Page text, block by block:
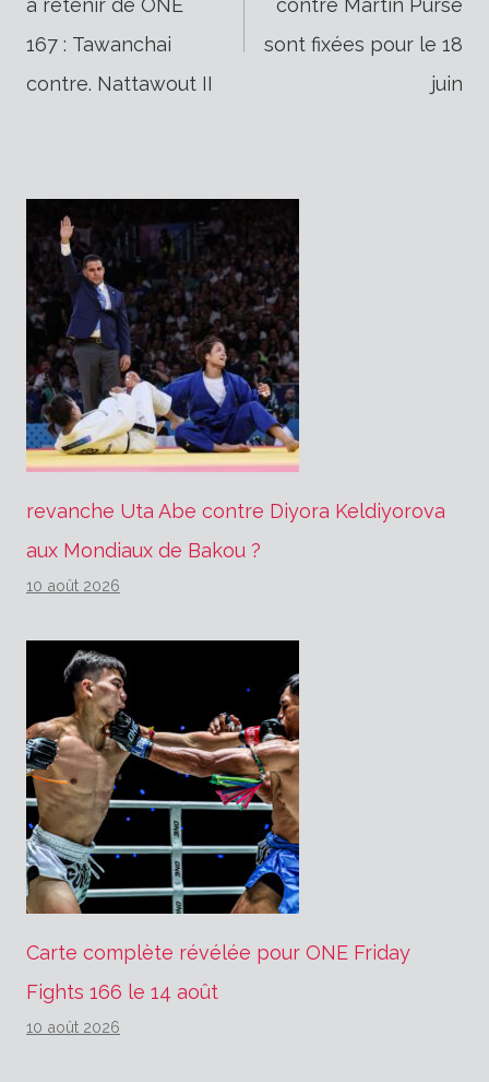
de
à retenir de ONE
167 : Tawanchai
contre. Nattawout II
contre Martin Purse
sont fixées pour le 18
juin
revanche Uta Abe contre Diyora Keldiyorova
aux Mondiaux de Bakou ?
10 août 2026
Carte complète révélée pour ONE Friday
Fights 166 le 14 août
10 août 2026